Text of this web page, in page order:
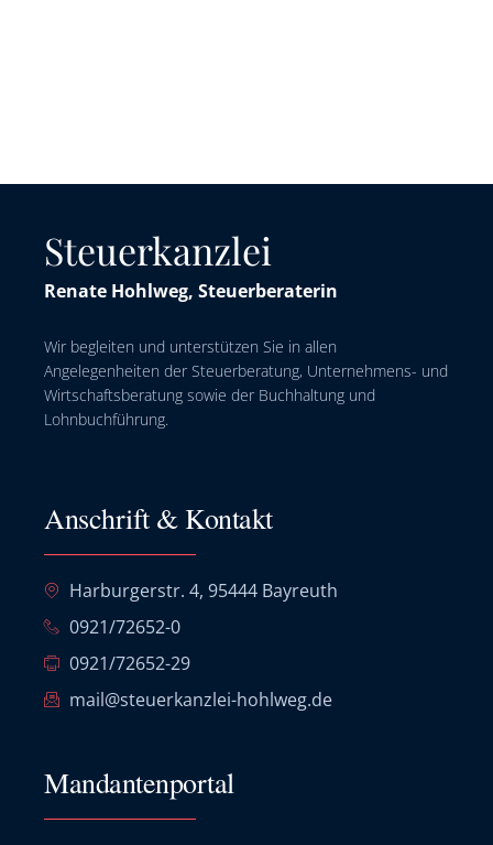
Steuerkanzlei
Renate Hohlweg, Steuerberaterin
Wir begleiten und unterstützen Sie in allen
Angelegenheiten der Steuerberatung, Unternehmens- und
Wirtschaftsberatung sowie der Buchhaltung und
Lohnbuchführung.
Anschrift & Kontakt
Harburgerstr. 4, 95444 Bayreuth
0921/72652-0
0921/72652-29
mail@steuerkanzlei-hohlweg.de
Mandantenportal